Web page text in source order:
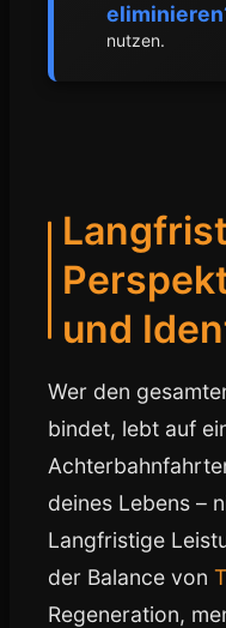
nutzen.
und
Wer den
bindet, lebt auf
deines Lebens –
Langfristige
der Balance von
Regeneration,